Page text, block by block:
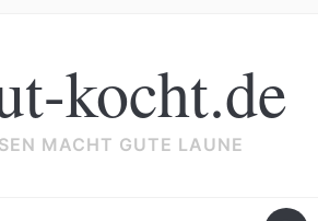
kocht.de
MACHT GUTE LAUNE